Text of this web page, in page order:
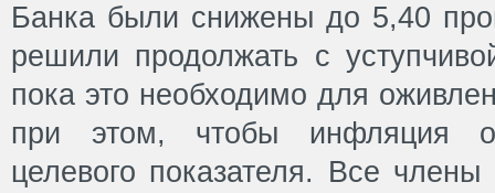
Банка были снижены до 5,40
решили продолжать с
пока это необходимо для
при этом, чтобы инфляция
целевого показателя. Все